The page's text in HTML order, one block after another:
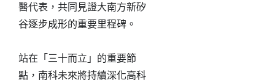
醫代表，共同見證大南方新矽
谷逐步成形的重要里程碑。
站在「三十而立」的重要節
點，南科未來將持續深化高科